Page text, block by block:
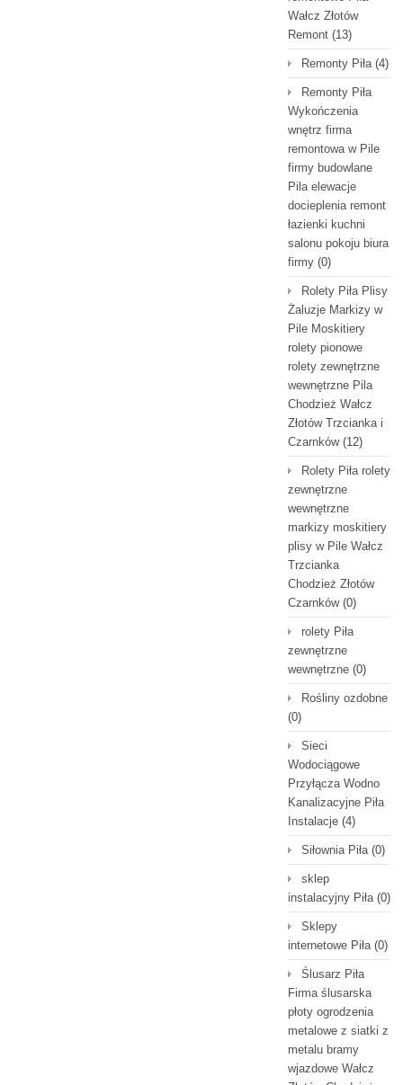
Wałcz Złotów
Remont (13)
Remonty Piła(4)
Remonty Piła
Wykończenia
wnętrz firma
remontowa w Pile
firmy budowlane
Pila elewacje
docieplenia remont
łazienki kuchni
salonu pokoju biura
firmy (0)
Rolety Piła Plisy
Żaluzje Markizy w
Pile Moskitiery
rolety pionowe
rolety zewnętrzne
wewnętrzne Pila
Chodzież Wałcz
Złotów Trzcianka i
Czarnków(12)
Rolety Piła rolety
zewnętrzne
wewnętrzne
markizy moskitiery
plisy w Pile Wałcz
Trzcianka
Chodzież Złotów
Czarnków(0)
rolety Piła
zewnętrzne
wewnętrzne (0)
Rośliny ozdobne
(0)
Sieci
Wodociągowe
Przyłącza Wodno
Kanalizacyjne Piła
Instalacje (4)
Siłownia Piła(0)
sklep
instalacyjny Piła(0)
Sklepy
internetowe Piła(0)
Ślusarz Piła
Firma ślusarska
płoty ogrodzenia
metalowe z siatki z
metalu bramy
wjazdowe Wałcz